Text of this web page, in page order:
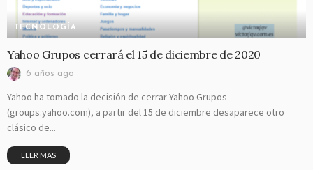
TECNOLOGÍA
Yahoo Grupos cerrará el 15 de diciembre de 2020
6 años ago
Yahoo ha tomado la decisión de cerrar Yahoo Grupos
(groups.yahoo.com), a partir del 15 de diciembre desaparece otro
clásico de...
LEER MAS